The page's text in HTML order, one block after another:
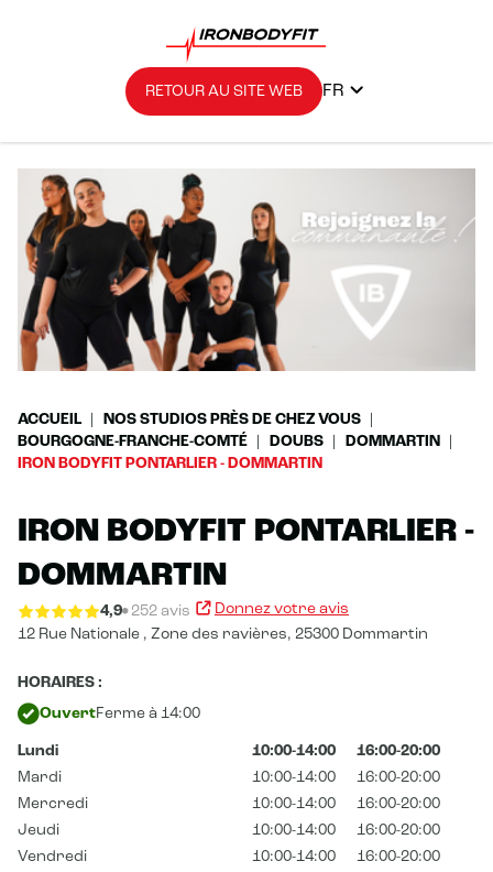
RETOUR AU SITE WEB FR
ACCUEIL
NOS STUDIOS PRÈS DE CHEZ VOUS
BOURGOGNE-FRANCHE-COMTÉ
DOUBS
DOMMARTIN
IRON BODYFIT PONTARLIER - DOMMARTIN
IRON BODYFIT PONTARLIER -
DOMMARTIN
4,9 252 avis
Donnez votre avis
12 Rue Nationale , Zone des ravières, 25300 Dommartin
HORAIRES :
OuvertFerme à 14:00
Lundi 10:00-14:00
16:00-20:00
Mardi
10:00-14:00
16:00-20:00
Mercredi
10:00-14:00
16:00-20:00
Jeudi
10:00-14:00
16:00-20:00
Vendredi
10:00-14:00
16:00-20:00